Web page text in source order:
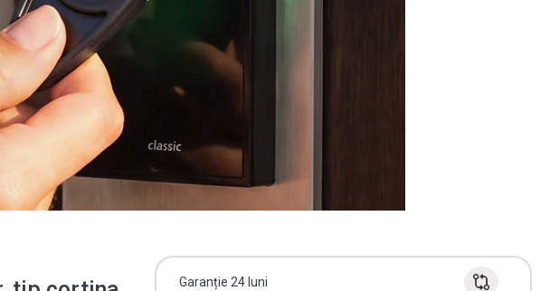
Garanție 24 luni